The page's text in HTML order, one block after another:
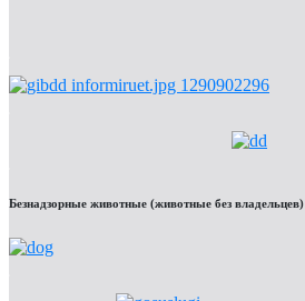
Безнадзорные животные (животные без владельцев)